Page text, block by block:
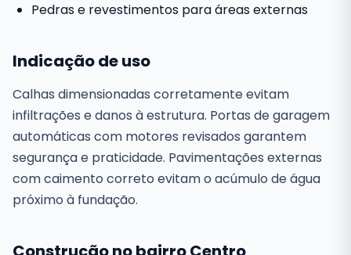
Pedras e revestimentos para áreas externas
Indicação de uso
Calhas dimensionadas corretamente evitam
infiltrações e danos à estrutura. Portas de garagem
automáticas com motores revisados garantem
segurança e praticidade. Pavimentações externas
com caimento correto evitam o acúmulo de água
próximo à fundação.